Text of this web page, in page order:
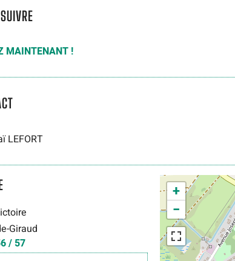
MAINTENANT !
LEFORT
Giraud
/ 57
+
−